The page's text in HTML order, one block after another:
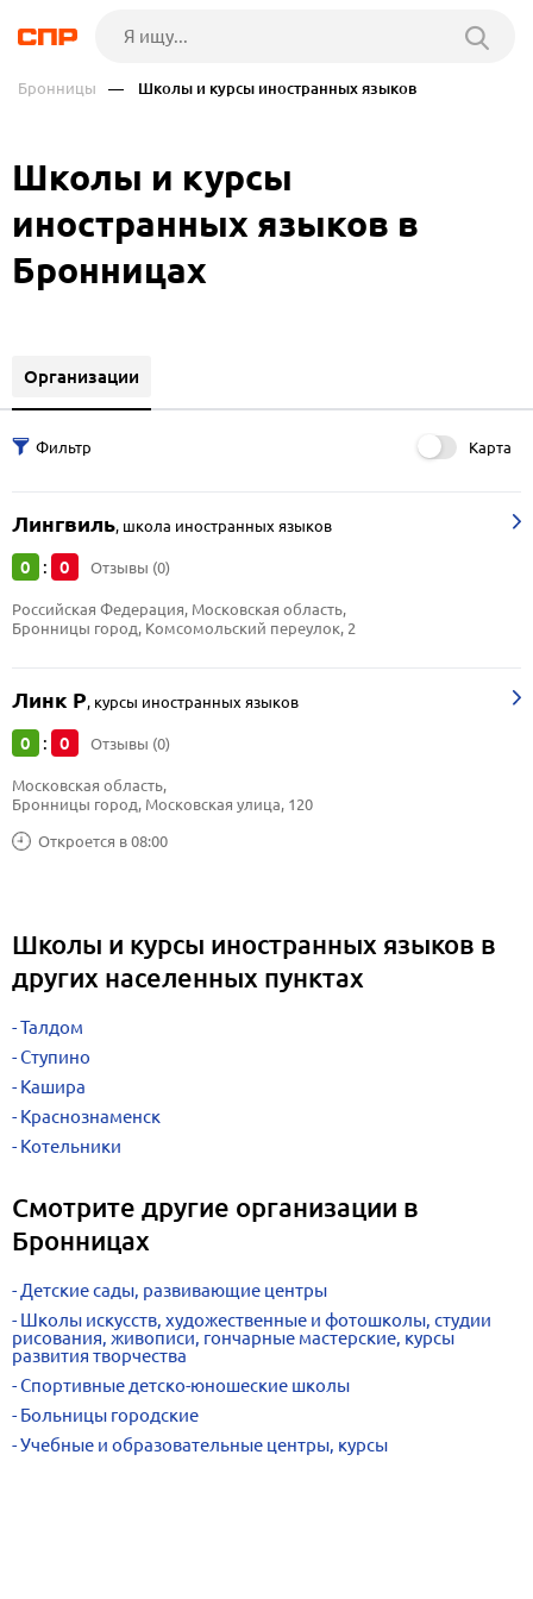
Бронницы — Школы и курсы иностранных языков
Школы и курсы
иностранных языков в
Бронницах
Организации
Карта
Лингвиль, школа иностранных языков
0 : 0 Отзывы (0)
Российская Федерация, Московская область,
Бронницы город, Комсомольский переулок, 2
Линк Р, курсы иностранных языков
0 : 0 Отзывы (0)
Откроется в 08:00
Московская область,
Бронницы город, Московская улица, 120
Школы и курсы иностранных языков в
других населенных пунктах
Талдом
Ступино
Кашира
Краснознаменск
Котельники
Смотрите другие организации в
Бронницах
Детские сады, развивающие центры
Школы искусств, художественные и фотошколы, студии
рисования, живописи, гончарные мастерские, курсы
развития творчества
Спортивные детско-юношеские школы
Больницы городские
Учебные и образовательные центры, курсы